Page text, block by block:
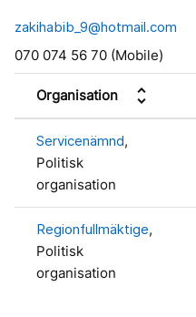
zakihabib_9@hotmail.com
070 074 56 70 (Mobile)
Organisation unfold_more
Servicenämnd,
Politisk
organisation
Regionfullmäktige,
Politisk
organisation